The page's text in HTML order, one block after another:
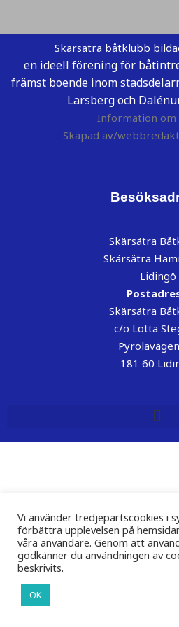
Skärsätra båtklubb
en ideell förening för
främst boende inom
Larsberg och
Information om
Skapad av/
Skärsätra
Skärsätra
Lidingö
Skärsätra
c/o Lotta
181 60
Vi använder tredjepartscookies i
förbättra upplevelsen på
våra användare. Genom att
godkänner du användningen av
beskrivits.
OK